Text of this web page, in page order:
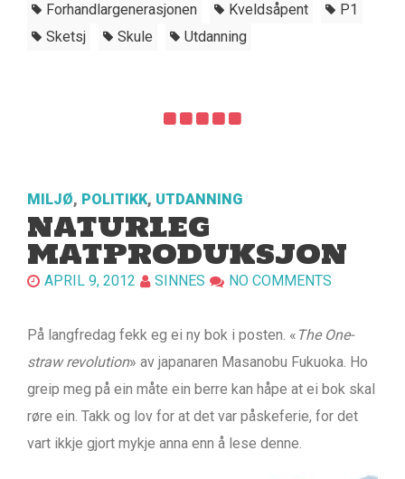
Forhandlargenerasjonen Kveldsåpent
P1
Sketsj
Skule Utdanning
MILJØ, POLITIKK, UTDANNING
NATURLEG
MATPRODUKSJON
APRIL 9, 2012 SINNES NO COMMENTS
På langfredag fekk eg ei ny bok i posten. « The One-
straw revolution» av japanaren Masanobu Fukuoka. Ho
greip meg på ein måte ein berre kan håpe at ei bok skal
røre ein. Takk og lov for at det var påskeferie, for det
vart ikkje gjort mykje anna enn å lese denne.